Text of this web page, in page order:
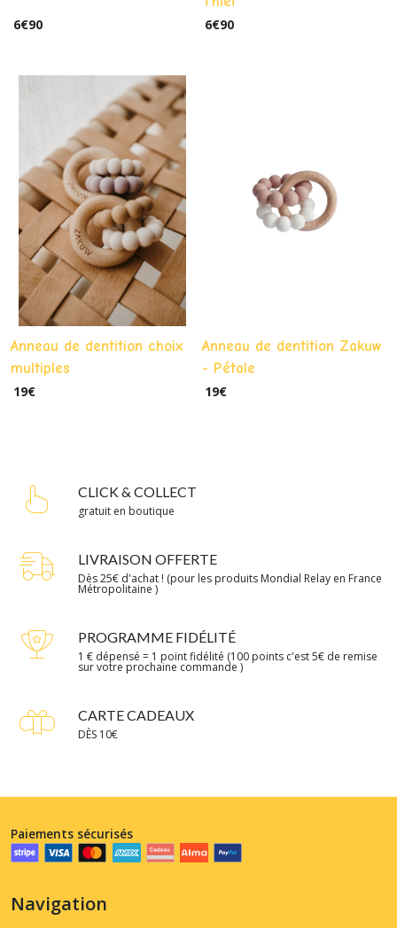
6€90
6€90
Anneau de dentition choix
multiples
19€
Anneau de dentition Zakuw
- Pétale
19€
CLICK & COLLECT
gratuit en boutique
LIVRAISON OFFERTE
Dès 25€ d'achat ! (pour les produits Mondial Relay en France
Métropolitaine )
PROGRAMME FIDÉLITÉ
1 € dépensé = 1 point fidélité (100 points c'est 5€ de remise
sur votre prochaine commande )
CARTE CADEAUX
DÈS 10€
Paiements sécurisés
Navigation